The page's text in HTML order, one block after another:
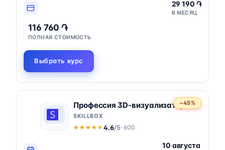
29 190 ֏
В МЕСЯЦ
116 760 ֏
ПОЛНАЯ СТОИМОСТЬ
Выбрать курс
−45%
Профессия 3D-визуализатор
SKILLBOX
★★★★★
★★★★★ 4.6/5· 600
10 августа